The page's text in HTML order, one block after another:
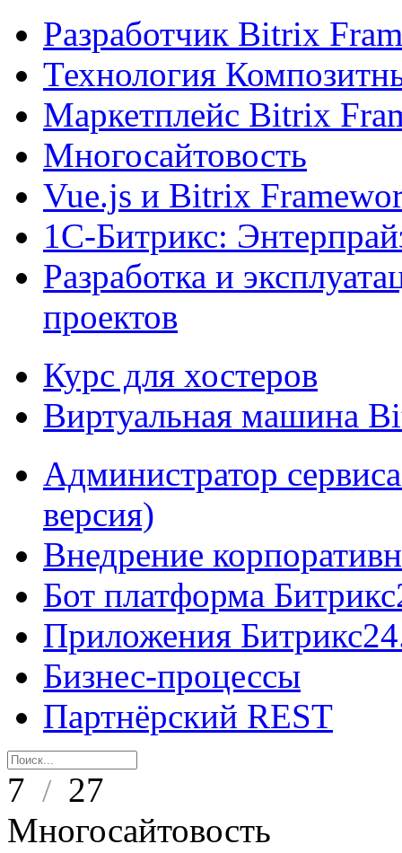
Разработчик Bitrix
Технология
Маркетплейс Bitrix
Многосайтовость
Vue.js и Bitrix
1С-Битрикс:
Разработка и
проектов
Курс для хостеров
Виртуальная машина
Администратор
версия)
Внедрение
Бот платформа
Приложения
Бизнес-процессы
Партнёрский REST
7 / 27
Многосайтовость